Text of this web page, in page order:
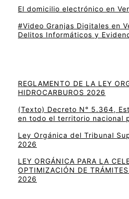
El domicilio electrónico en
#Video Granjas Digitales en
Delitos Informáticos y
REGLAMENTO DE LA LEY
HIDROCARBUROS 2026
(Texto) Decreto N° 5.364,
en todo el territorio nacional
Ley Orgánica del Tribunal
2026
LEY ORGÁNICA PARA LA
OPTIMIZACIÓN DE
2026